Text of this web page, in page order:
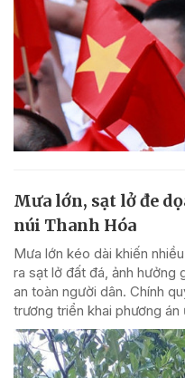
Mưa lớn, sạt lở đe
núi Thanh Hóa
Mưa lớn kéo dài khiến
ra sạt lở đất đá, ảnh hưởng
an toàn người dân. Chính
trương triển khai phương án